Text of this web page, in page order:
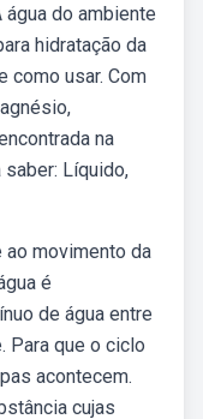
do ambiente
hidratação da
como usar. Com
na
Líquido,
movimento da
é
de água entre
Para que o ciclo
acontecem.
cujas